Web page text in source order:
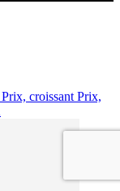
Prix, croissant Prix,